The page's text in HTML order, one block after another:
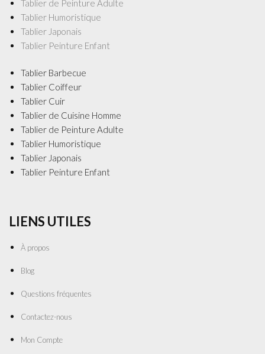
Tablier de Peinture Adulte
Tablier Humoristique
Tablier Japonais
Tablier Peinture Enfant
Tablier Barbecue
Tablier Coiffeur
Tablier Cuir
Tablier de Cuisine Homme
Tablier de Peinture Adulte
Tablier Humoristique
Tablier Japonais
Tablier Peinture Enfant
LIENS UTILES
À propos
Blog
Questions fréquentes
Contactez-nous
Mon Compte